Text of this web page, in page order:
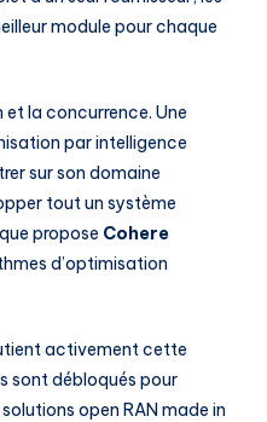
module pour chaque
la concurrence. Une
par intelligence
sur son domaine
tout un système
propose Cohere
d’optimisation
activement cette
sont débloqués pour
open RAN made in